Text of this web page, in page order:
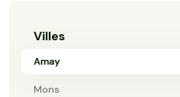
Villes
Amay
Mons